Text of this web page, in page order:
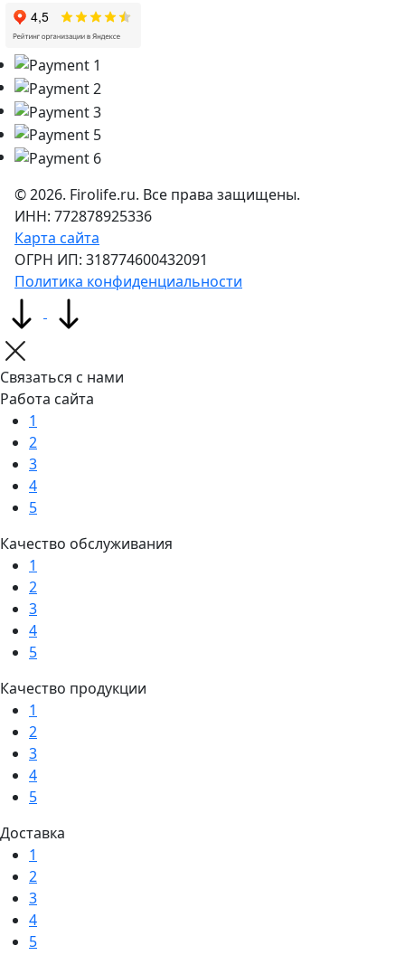
©2026. Firolife.ru. Все права защищены.
ИНН: 772878925336
Карта сайта
ОГРН ИП: 318774600432091
Политика конфиденциальности
Связаться с нами
Работа сайта
1
2
3
4
5
Качество обслуживания
1
2
3
4
5
Качество продукции
1
2
3
4
5
Доставка
1
2
3
4
5